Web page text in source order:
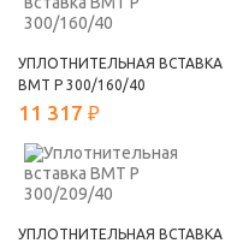
УПЛОТНИТЕЛЬНАЯ ВСТАВКА
ВМТ Р 300/160/40
11 317 ₽
УПЛОТНИТЕЛЬНАЯ ВСТАВКА